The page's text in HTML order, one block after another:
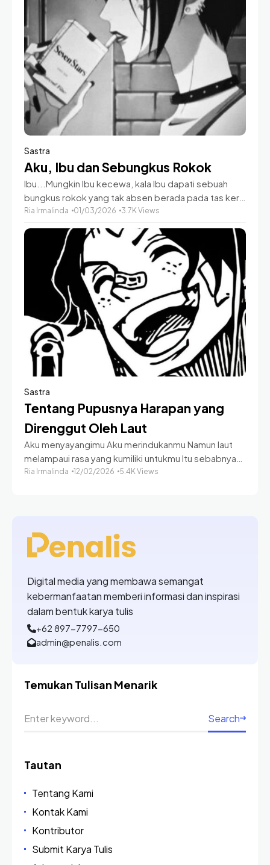
Sastra
Aku, Ibu dan Sebungkus Rokok
Ibu...Mungkin Ibu kecewa, kala Ibu dapati sebuah
bungkus rokok yang tak absen berada pada tas kerja
milikku setelah Ibu ingatkan aku untuk berhenti
kusampaikan kabar
Ria Irmalinda 01/03/2026 3.7K Views
Sastra
Tentang Pupusnya Harapan yang
Direnggut Oleh Laut
Aku menyayangimu Aku merindukanmu Namun laut
melampaui rasa yang kumiliki untukmu Itu sebabnya
laut menjemputmu Laut mengambil senyummu
Ria Irmalinda 12/02/2026 5.4K Views
Digital media yang membawa semangat
kebermanfaatan memberi informasi dan inspirasi
dalam bentuk karya tulis
+62 897-7797-650
admin@penalis.com
Temukan Tulisan Menarik
Search
Tautan
Tentang Kami
Kontak Kami
Kontributor
Submit Karya Tulis